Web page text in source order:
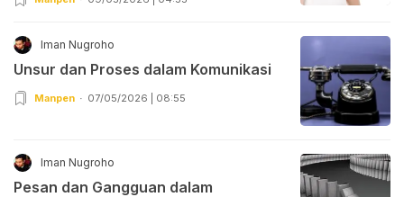
Iman Nugroho
Unsur dan Proses dalam Komunikasi
Manpen 07/05/2026 | 08:55
Iman Nugroho
Pesan dan Gangguan dalam